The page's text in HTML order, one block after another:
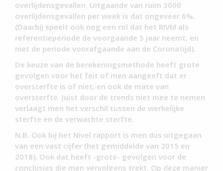
overlijdensgevallen. Uitgaande van ruim 3000
overlijdensgevallen per week is dat ongeveer 6%.
(Daarbij speelt ook nog een rol dat het RIVM als
referentieperiode de voorgaande 5 jaar neemt, en
niet de periode voorafgaande aan de Coronatijd).
De keuze van de berekeningsmethode heeft grote
gevolgen voor het feit of men aangeeft dat er
oversterfte is of niet, en ook de mate van
oversterfte. Juist door de trends niet mee te nemen
verlaagt men het verschil tussen de werkelijke
sterfte en de verwachte sterfte.
N.B. Ook bij het Nivel rapport is men dus uitgegaan
van een vast cijfer (het gemiddelde van 2015 en
2018). Ook dat heeft -grote- gevolgen voor de
conclusies die men vervolgens trekt. Op deze manier